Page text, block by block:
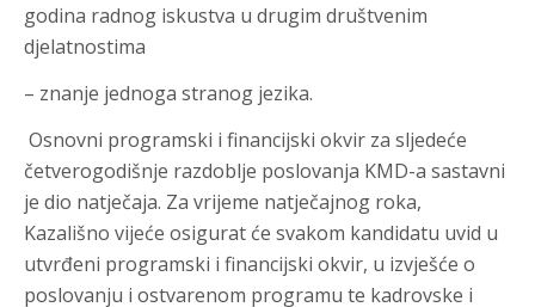
godina radnog iskustva u drugim društvenim
djelatnostima
– znanje jednoga stranog jezika.
Osnovni programski i financijski okvir za sljedeće
četverogodišnje razdoblje poslovanja KMD-a sastavni
je dio natječaja. Za vrijeme natječajnog roka,
Kazališno vijeće osigurat će svakom kandidatu uvid u
utvrđeni programski i financijski okvir, u izvješće o
poslovanju i ostvarenom programu te kadrovske i